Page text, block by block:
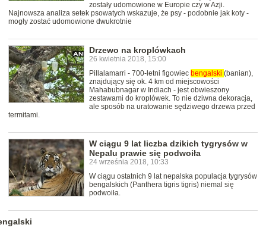
zostały udomowione w Europie czy w Azji.
Najnowsza analiza setek psowatych wskazuje, że psy - podobnie jak koty -
mogły zostać udomowione dwukrotnie
Drzewo na kroplówkach
26 kwietnia 2018, 15:00
Pillalamarri - 700-letni figowiec bengalski (banian),
znajdujący się ok. 4 km od miejscowości
Mahabubnagar w Indiach - jest obwieszony
zestawami do kroplówek. To nie dziwna dekoracja,
ale sposób na uratowanie sędziwego drzewa przed
termitami.
W ciągu 9 lat liczba dzikich tygrysów w
Nepalu prawie się podwoiła
24 września 2018, 10:33
W ciągu ostatnich 9 lat nepalska populacja tygrysów
bengalskich (Panthera tigris tigris) niemal się
podwoiła.